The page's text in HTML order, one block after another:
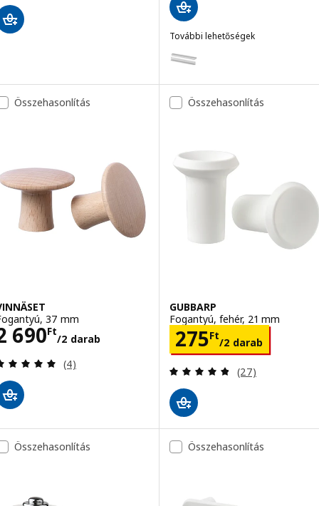
További lehetőségek
Lehetőség: BILLSBRO,
Lehetőség: BILLSBRO,
Összehasonlítás
37 mm
690Ft
/2 darab
2690Ft/2 darab
Vélemény: 5 kívül 5 csillag. Összes vélemény:
(4)
Összehasonlítás
GUBBARP
Fogantyú, fehér, 21 mm
275Ft
/2 darab
Ár 275Ft/2
Vélemény: 4.8
(27)
Összehasonlítás Összehasonlítás